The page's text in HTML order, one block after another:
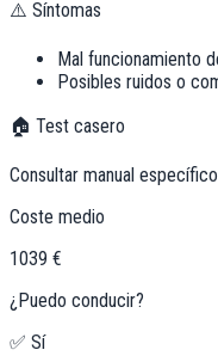
⚠️ Síntomas
Mal funcionamiento
Posibles ruidos o
🏠 Test casero
Consultar manual
Coste medio
1039 €
¿Puedo conducir?
✅ Sí